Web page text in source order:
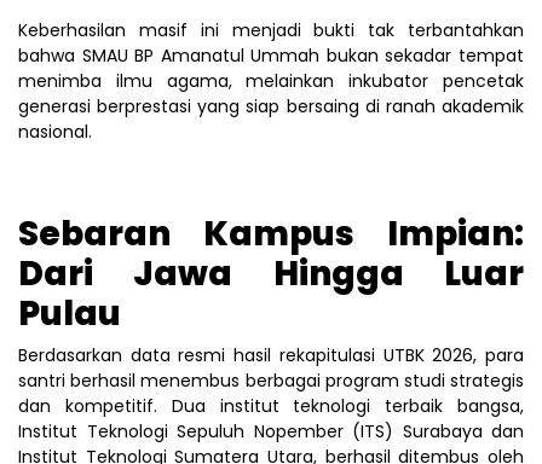
Keberhasilan masif ini menjadi bukti tak terbantahkan
bahwa SMAU BP Amanatul Ummah bukan sekadar tempat
menimba ilmu agama, melainkan inkubator pencetak
generasi berprestasi yang siap bersaing di ranah akademik
nasional.
Sebaran Kampus Impian:
Dari Jawa Hingga Luar
Pulau
Berdasarkan data resmi hasil rekapitulasi UTBK 2026, para
santri berhasil menembus berbagai program studi strategis
dan kompetitif. Dua institut teknologi terbaik bangsa,
Institut Teknologi Sepuluh Nopember (ITS) Surabaya dan
Institut Teknologi Sumatera Utara, berhasil ditembus oleh